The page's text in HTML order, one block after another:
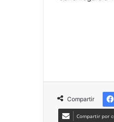
Compartir
Compartir por